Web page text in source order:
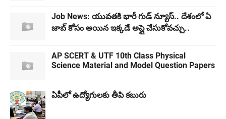
Job News: యువతకి భారీ గుడ్ న్యూస్.. దేశంలో ఏ
జాబ్ కోసం అయిన ఇక్కడే అప్లై చేసుకోవచ్చు..
AP SCERT & UTF 10th Class Physical
Science Material and Model Question Papers
ఏపీలో ఉద్యోగులకు తీపి కబురు